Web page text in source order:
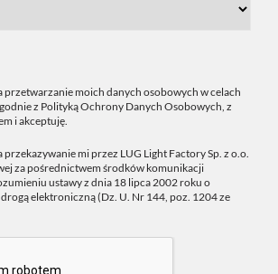
przetwarzanie moich danych osobowych w celach
z Polityką Ochrony Danych Osobowych, z
i akceptuję.
przekazywanie mi przez LUG Light Factory Sp. z o.o.
za pośrednictwem środków komunikacji
ustawy z dnia 18 lipca 2002 roku o
elektroniczną (Dz. U. Nr 144, poz. 1204 ze